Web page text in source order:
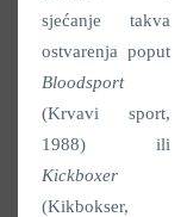
sjećanje takva
ostvarenja poput
Bloodsport
(Krvavi sport,
1988) ili
Kickboxer
(Kikbokser,